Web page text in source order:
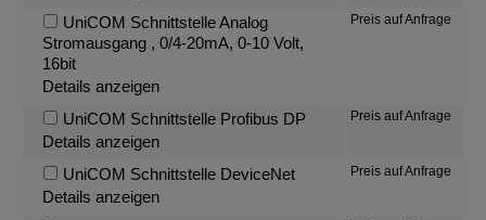
UniCOM Schnittstelle Analog
Stromausgang , 0/4-20mA, 0-10 Volt,
16bit
Details anzeigen
Preis auf Anfrage
UniCOM Schnittstelle Profibus DP
Details anzeigen
Preis auf Anfrage
UniCOM Schnittstelle DeviceNet
Details anzeigen
Preis auf Anfrage